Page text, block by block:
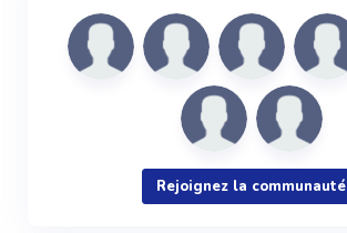
Rejoignez la communauté